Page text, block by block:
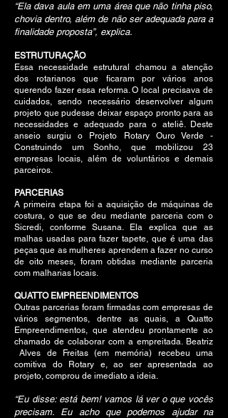
“Ela dava aula em uma área que não tinha piso,
chovia dentro, além de não ser adequada para a
finalidade proposta”, explica.
ESTRUTURAÇÃO
Essa necessidade estrutural chamou a atenção
dos rotarianos que ficaram por vários anos
querendo fazer essa reforma. O local precisava de
cuidados, sendo necessário desenvolver algum
projeto que pudesse deixar espaço pronto para as
necessidades e adequado para o ateliê. Deste
anseio surgiu o Projeto Rotary Ouro Verde -
Construindo um Sonho, que mobilizou 23
empresas locais, além de voluntários e demais
parceiros.
PARCERIAS
A primeira etapa foi a aquisição de máquinas de
costura, o que se deu mediante parceria com o
Sicredi, conforme Susana. Ela explica que as
malhas usadas para fazer tapete, que é uma das
peças que as mulheres aprendem a fazer no curso
de oito meses, foram obtidas mediante parceria
com malharias locais.
QUATTO EMPREENDIMENTOS
Outras parcerias foram firmadas com empresas de
vários segmentos, dentre as quais, a Quatto
Empreendimentos, que atendeu prontamente ao
chamado de colaborar com a empreitada. Beatriz
Alves de Freitas (em memória) recebeu uma
comitiva do Rotary e, ao ser apresentada ao
projeto, comprou de imediato a ideia.
“Eu disse: está bem! vamos lá ver o que vocês
precisam. Eu acho que podemos ajudar na